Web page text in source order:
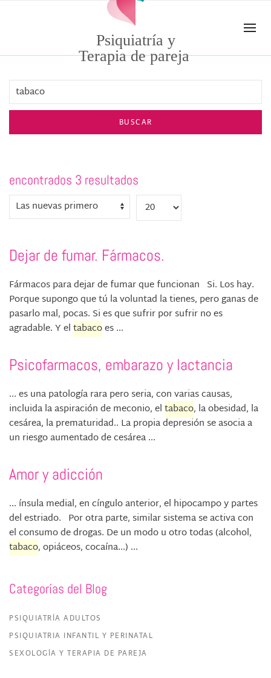
Skip to main contentPsiquiatría y
Terapia de pareja
BUSCAR
encontrados 3 resultados
Dejar de fumar. Fármacos.
Fármacos para dejar de fumar que funcionan Si. Los hay.
Porque supongo que tú la voluntad la tienes, pero ganas de
pasarlo mal, pocas. Si es que sufrir por sufrir no es
agradable. Y eltabacoes ...
Psicofarmacos, embarazo y lactancia
... es una patología rara pero seria, con varias causas,
incluida la aspiración de meconio, eltabaco, la obesidad, la
cesárea, la prematuridad.. La propia depresión se asocia a
un riesgo aumentado de cesárea ...
Amor y adicción
... ínsula medial, en cíngulo anterior, el hipocampo y partes
del estriado. Por otra parte, similar sistema se activa con
el consumo de drogas. De un modo u otro todas (alcohol,
tabaco, opiáceos, cocaína...) ...
Categorías del Blog
PSIQUIATRÍA ADULTOS
PSIQUIATRIA INFANTIL Y PERINATAL
SEXOLOGÍA Y TERAPIA DE PAREJA